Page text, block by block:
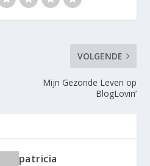
VOLGENDE
Mijn Gezonde Leven op
BlogLovin’
patricia